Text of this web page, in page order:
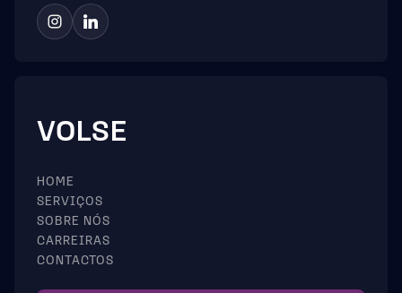
VOLSE
HOME
SERVIÇOS
SOBRE NÓS
CARREIRAS
CONTACTOS